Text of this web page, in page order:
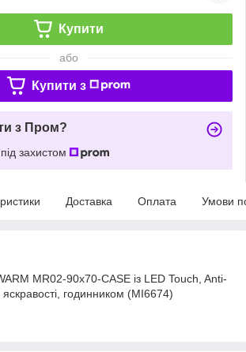
Купити
або
Купити з
з Пром?
захистом
Доставка Оплата Умови
MR02-90x70-CASE із LED Touch, Anti-
годинником (MI6674)